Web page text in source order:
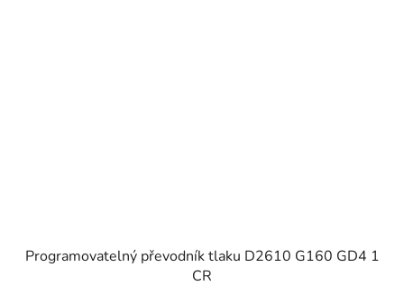
Programovatelný převodník tlaku D2610 G160 GD4 1
CR